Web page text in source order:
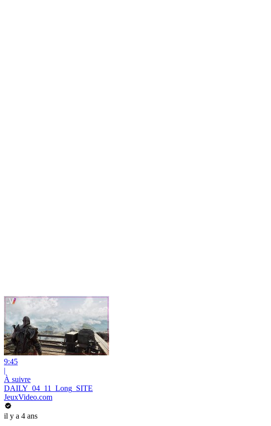
9:45
|
À suivre
DAILY_04_11_Long_SITE
JeuxVideo.com
il y a 4 ans